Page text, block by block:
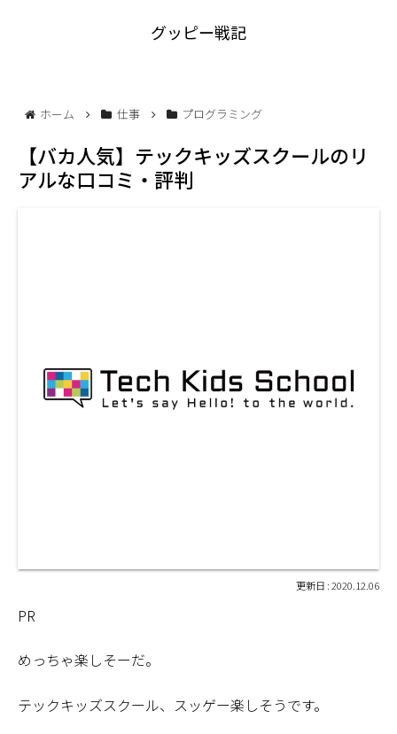
グッピー戦記
ホーム 仕事 プログラミング
【バカ人気】テックキッズスクールのリ
アルな口コミ・評判
2020.12.06
PR
めっちゃ楽しそーだ。
テックキッズスクール、スッゲー楽しそうです。